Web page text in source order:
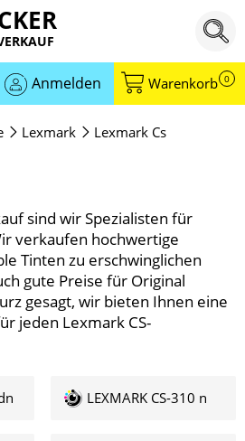
Anmelden Warenkorb 0
Lexmark Lexmark Cs
sind wir Spezialisten für
verkaufen hochwertige
Tinten zu erschwinglichen
gute Preise für Original
gesagt, wir bieten Ihnen eine
jeden Lexmark CS-
LEXMARK CS-310 n